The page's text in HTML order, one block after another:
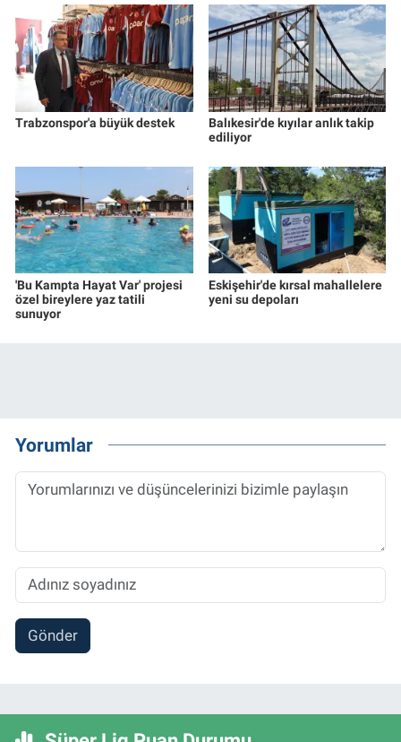
Trabzonspor'a büyük destek
Balıkesir'de kıyılar anlık takip
ediliyor
'Bu Kampta Hayat Var' projesi
özel bireylere yaz tatili
sunuyor
Eskişehir'de kırsal mahallelere
yeni su depoları
Yorumlar
Gönder